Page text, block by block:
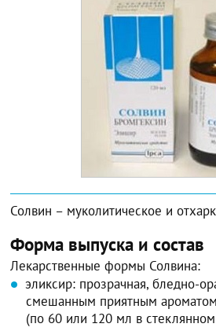
Солвин – муколитическое и
Форма выпуска и состав
Лекарственные формы Солвина:
эликсир: прозрачная, бледно-
смешанным приятным
(по 60 или 120 мл в